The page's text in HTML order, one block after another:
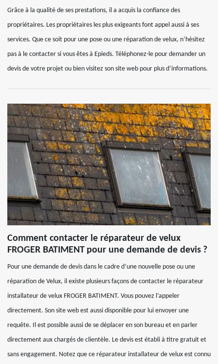
Grâce à la qualité de ses prestations, il a acquis la confiance des
propriétaires. Les propriétaires les plus exigeants font appel aussi à ses
services. Que ce soit pour une pose ou une réparation de velux, n’hésitez
pas à le contacter si vous êtes à Epieds. Téléphonez-le pour demander un
devis de votre projet ou bien visitez son site web pour plus d’informations.
Comment contacter le réparateur de velux
FROGER BATIMENT pour une demande de devis ?
Pour une demande de devis dans le cadre d’une nouvelle pose ou une
réparation de Velux, il existe plusieurs façons de contacter le réparateur
installateur de velux FROGER BATIMENT. Vous pouvez l’appeler
directement. Son site web est aussi disponible pour lui envoyer une
requête. Il est possible aussi de se déplacer en son bureau et en parler
directement aux chargés de clientèle. Le devis est établi à titre gratuit et
sans engagement. Notez que ce réparateur installateur de velux est connu